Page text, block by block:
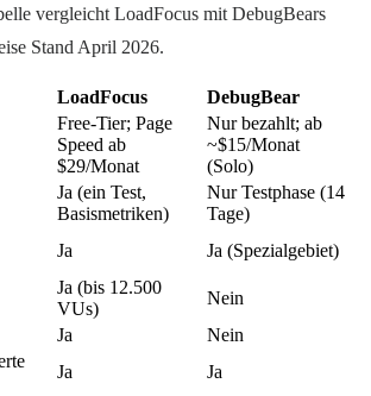
vergleicht LoadFocus mit DebugBears
Stand April 2026.
LoadFocus DebugBear
Free-Tier; Page
Speed ab
$29/Monat
Nur bezahlt; ab
~$15/Monat
(Solo)
Ja (ein Test,
Basismetriken)
Nur Testphase (14
Tage)
Ja Ja (Spezialgebiet)
Ja (bis 12.500
VUs)
Nein
Ja
Nein
Ja
Ja